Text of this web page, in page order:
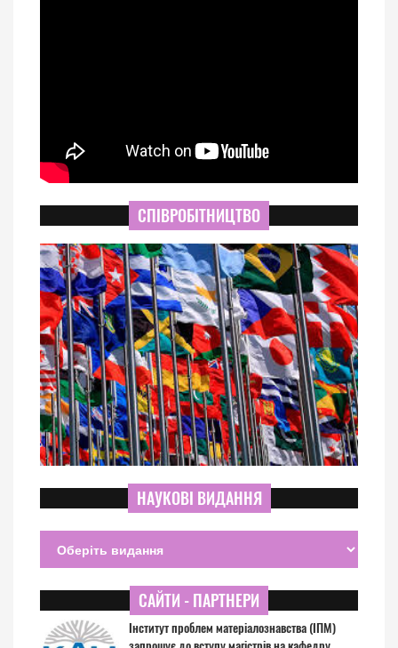
СПІВРОБІТНИЦТВО
НАУКОВІ ВИДАННЯ
САЙТИ - ПАРТНЕРИ
Інститут проблем матеріалознавства (ІПМ)